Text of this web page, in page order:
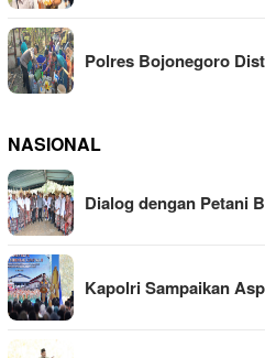
Polres Bojonegoro
NASIONAL
Dialog dengan Petani
Kapolri Sampaikan